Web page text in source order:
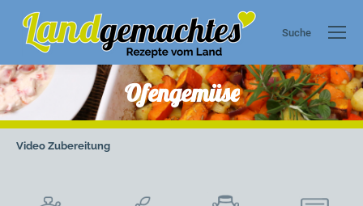
Search:
Suche
Ofengemüse
Video Zubereitung